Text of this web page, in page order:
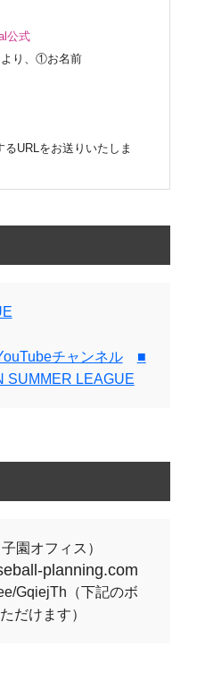
公式
より、①お名前
URLをお送りいたしま
チャンネル
■
SUMMER LEAGUE
園オフィス）
planning.com
GqiejTh（下記のボ
だけます）